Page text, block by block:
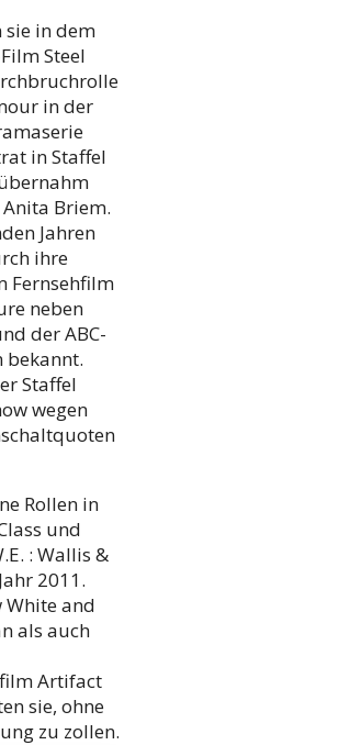
sie in dem
Steel
in der
in Staffel
Briem.
Jahren
ihre
Fernsehfilm
neben
der ABC-
bekannt.
Staffel
wegen
Rollen in
und
: Wallis &
2011.
White and
als auch
Artifact
sie, ohne
zu zollen.